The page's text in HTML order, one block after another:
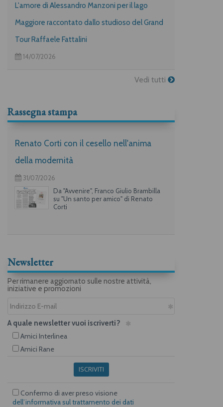
L'amore di Alessandro Manzoni per il lago
Maggiore raccontato dallo studioso del Grand
Tour Raffaele Fattalini
14/07/2026
Vedi tutti
Rassegna stampa
Renato Corti con il cesello nell'anima
della modernità
31/07/2026
Da "Avvenire", Franco Giulio Brambilla
su "Un santo per amico" di Renato
Corti
Newsletter
Per rimanere aggiornato sulle nostre attività,
iniziative e promozioni
A quale newsletter vuoi iscriverti?
Amici Interlinea
Amici Rane
ISCRIVITI
Confermo di aver preso visione
dell’informativa sul trattamento dei dati